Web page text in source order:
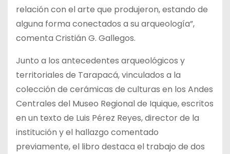
relación con el arte que produjeron, estando de
alguna forma conectados a su arqueología”,
comenta Cristián G. Gallegos.
Junto a los antecedentes arqueológicos y
territoriales de Tarapacá, vinculados a la
colección de cerámicas de culturas en los Andes
Centrales del Museo Regional de Iquique, escritos
en un texto de Luis Pérez Reyes, director de la
institución y el hallazgo comentado
previamente, el libro destaca el trabajo de dos